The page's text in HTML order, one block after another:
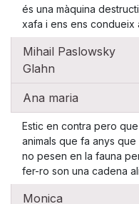
és una màquina
xafa i ens ens condueix
Mihail Paslowsky
Glahn
Ana maria
Estic en contra pero
animals que fa anys
no pesen en la fauna
fer-ro son una cadena
Monica